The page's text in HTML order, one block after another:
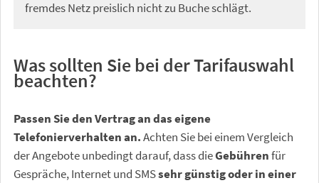
fremdes Netz preislich nicht zu Buche schlägt.
Was sollten Sie bei der Tarifauswahl
beachten?
Passen Sie den Vertrag an das eigene
Telefonierverhalten an.Achten Sie bei einem Vergleich
der Angebote unbedingt darauf, dass dieGebührenfür
Gespräche, Internet und SMSsehr günstig oder in einer